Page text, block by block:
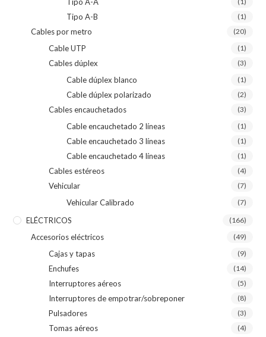
Tipo A-B (1)
Cables por metro (20)
Cable UTP (1)
Cables dúplex (3)
Cable dúplex blanco (1)
Cable dúplex polarizado (2)
Cables encauchetados (3)
Cable encauchetado 2 líneas (1)
Cable encauchetado 3 líneas (1)
Cable encauchetado 4 líneas (1)
Cables estéreos (4)
Vehicular (7)
Vehicular Calibrado (7)
ELÉCTRICOS (166)
Accesorios eléctricos (49)
Cajas y tapas (9)
Enchufes (14)
Interruptores aéreos (5)
Interruptores de empotrar/sobreponer (8)
Pulsadores (3)
Tomas aéreos (4)